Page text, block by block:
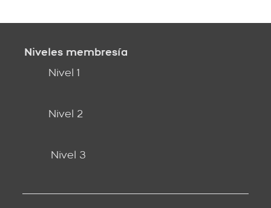
Niveles membresía
Nivel 1
Nivel 2
Nivel 3